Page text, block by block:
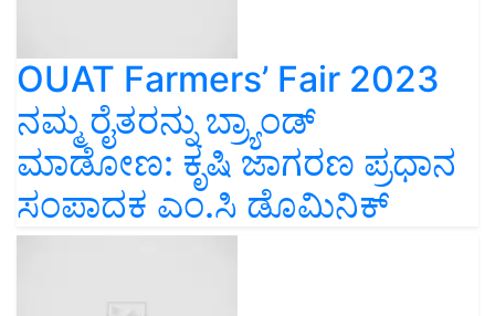
OUAT Farmers’ Fair 2023
ನಮ್ಮ ರೈತರನ್ನು ಬ್ರ್ಯಾಂಡ್‌
ಮಾಡೋಣ: ಕೃಷಿ ಜಾಗರಣ ಪ್ರಧಾನ
ಸಂಪಾದಕ ಎಂ.ಸಿ ಡೊಮಿನಿಕ್‌